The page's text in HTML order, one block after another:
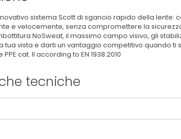
sistema Scott di sgancio rapido della
e velocemente, senza compromettere la
NoSweat, il massimo campo visivo, gli
tua vista e darti un vantaggio competitivo quando ti
cat. II according to EN 1938:2010
tecniche